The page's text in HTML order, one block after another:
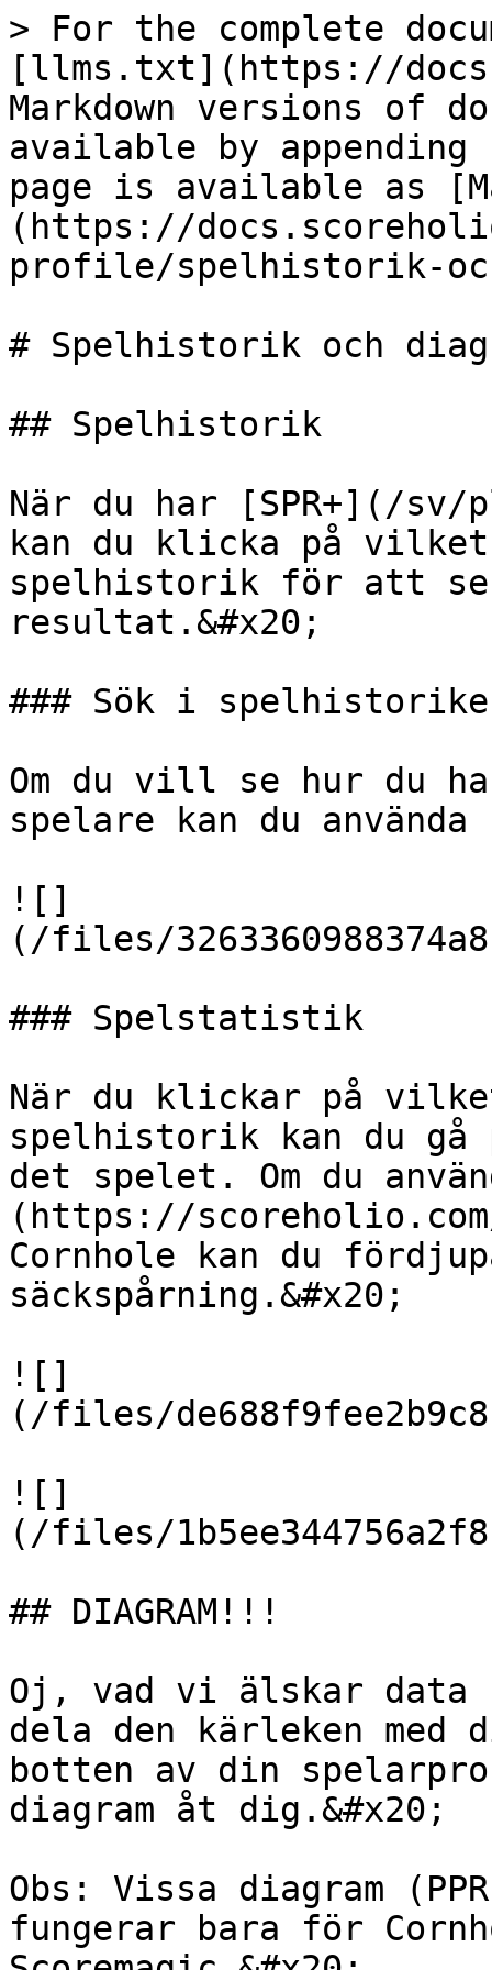
> For the complete
[llms.txt](https://
Markdown versions of
available by
page is available as
(https://
profile/spelhistorik-
# Spelhistorik och
## Spelhistorik
När du har [SPR+](/
kan du klicka på
spelhistorik för att
resultat.&#x20;
### Sök i
Om du vill se hur du
spelare kan du
![]
(/files/
### Spelstatistik
När du klickar på
spelhistorik kan du gå
det spelet. Om du
(https://
Cornhole kan du
säckspårning.&#x20;
![]
(/files/
![]
(/files/
## DIAGRAM!!!
Oj, vad vi älskar
dela den kärleken
botten av din
diagram åt dig.&#x20;
Obs: Vissa diagram
fungerar bara för